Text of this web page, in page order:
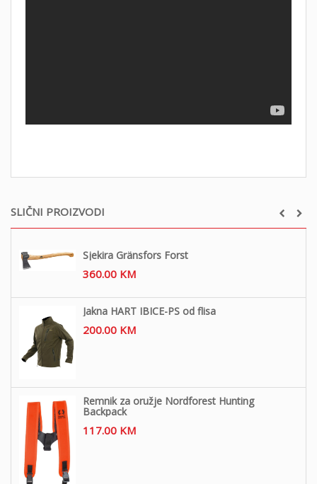
SLIČNI PROIZVODI
Sjekira Gränsfors Forst
360.00 KM
Jakna HART IBICE-PS od flisa
200.00 KM
Remnik za oružje Nordforest Hunting
Backpack
117.00 KM